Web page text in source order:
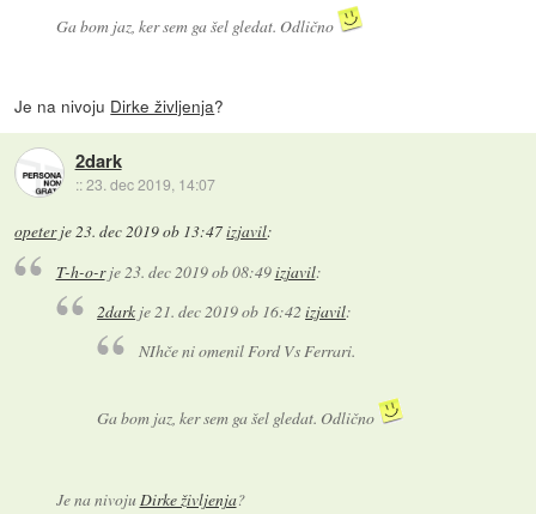
Ga bom jaz, ker sem ga šel gledat. Odlično
Je na nivoju Dirke življenja?
2dark
::23. dec 2019, 14:07
opeterje23. dec 2019 ob 13:47izjavil:
T-h-o-rje23. dec 2019 ob 08:49izjavil:
2dark je 21. dec 2019 ob 16:42izjavil:
NIhče ni omenil Ford Vs Ferrari.
Ga bom jaz, ker sem ga šel gledat. Odlično
Je na nivoju Dirke življenja?